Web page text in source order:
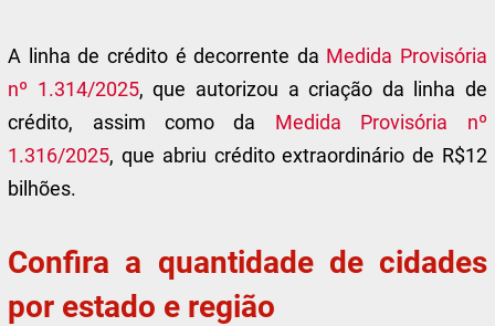
A linha de crédito é decorrente da Medida Provisória
nº 1.314/2025, que autorizou a criação da linha de
crédito, assim como da Medida Provisória nº
1.316/2025, que abriu crédito extraordinário de R$12
bilhões.
Confira a quantidade de cidades
por estado e região